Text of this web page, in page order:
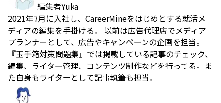
編集者Yuka
2021年7月に入社し、CareerMineをはじめとする就活メ
ディアの編集を手掛ける。 以前は広告代理店でメディア
プランナーとして、広告やキャンペーンの企画を担当。
『玉手箱対策問題集』では掲載している記事のチェック、
編集、ライター管理、コンテンツ制作などを行ってる。ま
た自身もライターとして記事執筆も担当。